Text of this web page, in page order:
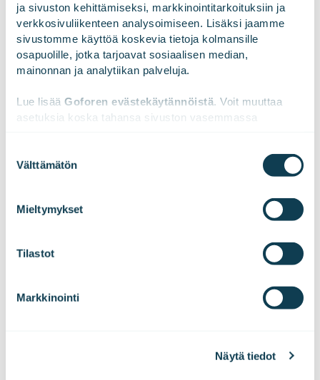
ja sivuston kehittämiseksi, markkinointitarkoituksiin ja
verkkosivuliikenteen analysoimiseen. Lisäksi jaamme
sivustomme käyttöä koskevia tietoja kolmansille
osapuolille, jotka tarjoavat sosiaalisen median,
mainonnan ja analytiikan palveluja.
Lue lisää Goforen evästekäytännöistä . Voit muuttaa
asetuksia koska tahansa sivuston vasemmassa
valinta
Välttämätön
Mieltymykset
Tilastot
Markkinointi
Näytä tiedot
Sähkönjakelun hallinta intuitiiviseksi käyttäjien